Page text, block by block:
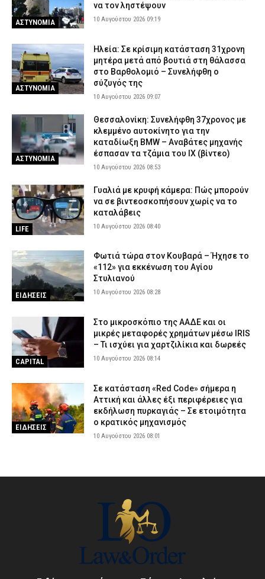
ΑΣΤΥΝΟΜΙΑ
να τον ληστέψουν
10 Αυγούστου 2026 09:19
ΑΣΤΥΝΟΜΙΑ
Ηλεία: Σε κρίσιμη κατάσταση 31χρονη
μητέρα μετά από βουτιά στη θάλασσα
στο Βαρθολομιό – Συνελήφθη ο
σύζυγός της
10 Αυγούστου 2026 09:07
ΑΣΤΥΝΟΜΙΑ
Θεσσαλονίκη: Συνελήφθη 37χρονος με
κλεμμένο αυτοκίνητο για την
καταδίωξη BMW – Αναβάτες μηχανής
έσπασαν τα τζάμια του ΙΧ (βίντεο)
10 Αυγούστου 2026 08:53
LIFE
Γυαλιά με κρυφή κάμερα: Πώς μπορούν
να σε βιντεοσκοπήσουν χωρίς να το
καταλάβεις
10 Αυγούστου 2026 08:40
ΕΙΔΗΣΕΙΣ
Φωτιά τώρα στον Κουβαρά – Ήχησε το
«112» για εκκένωση του Αγίου
Στυλιανού
10 Αυγούστου 2026 08:28
CAPITAL
Στο μικροσκόπιο της ΑΑΔΕ και οι
μικρές μεταφορές χρημάτων μέσω IRIS
– Τι ισχύει για χαρτζιλίκια και δωρεές
10 Αυγούστου 2026 08:14
ΕΙΔΗΣΕΙΣ
Σε κατάσταση «Red Code» σήμερα η
Αττική και άλλες έξι περιφέρειες για
εκδήλωση πυρκαγιάς – Σε ετοιμότητα
ο κρατικός μηχανισμός
10 Αυγούστου 2026 08:01